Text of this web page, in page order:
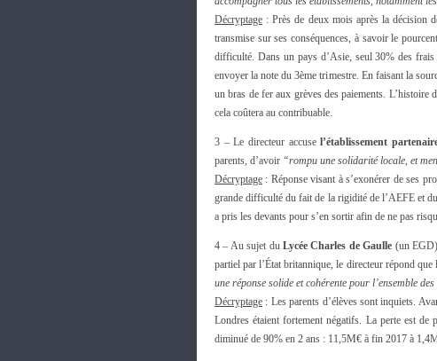
Décryptage : Près de deux mois après la décision
transmise sur ses conséquences, à savoir le
difficulté. Dans un pays d’Asie, seul 30% des frais
envoyer la note du 3ème trimestre. En faisant la
un bras de fer aux grèves des paiements.
cela coûtera au contribuable.
3 – Le directeur accusel’établissement
parents, d’avoir “rompu une solidarité locale, et
Décryptage : Réponse visant à s’exonérer de ses
grande difficulté du fait de la rigidité de l’AEFE et
a pris les devants pour s’en sortir afin de ne pas
4 – Au sujet du Lycée Charles de Gaulle (un
partiel par l’État britannique, le directeur répond
une réponse solide et cohérente pour l’ensemble
Décryptage : Les parents d’élèves sont inquiets.
Londres étaient fortement négatifs. La perte est
diminué de 90% en 2 ans : 11,5M€ à fin 2017 à